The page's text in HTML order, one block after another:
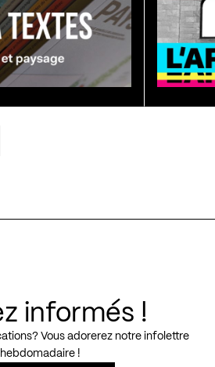
informés !
Vous adorerez notre infolettre
hebdomadaire !